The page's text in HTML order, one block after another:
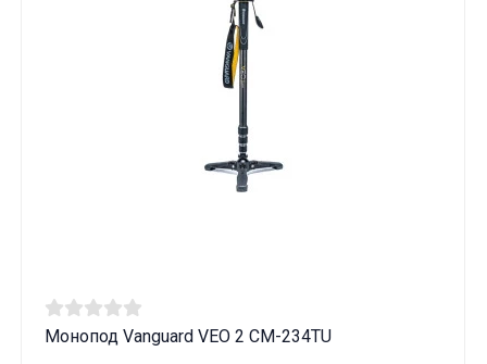
Монопод Vanguard VEO 2 CM-234TU